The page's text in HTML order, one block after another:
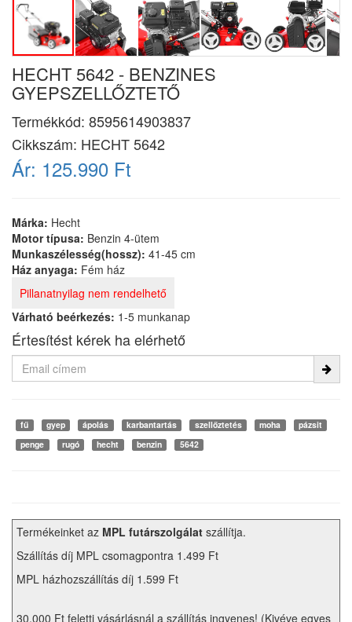
HECHT 5642 - BENZINES
GYEPSZELLŐZTETŐ
Termékkód: 8595614903837
Cikkszám: HECHT 5642
Ár: 125.990 Ft
Márka: Hecht
Motor típusa: Benzin 4-ütem
Munkaszélesség(hossz): 41-45 cm
Ház anyaga: Fém ház
Pillanatnyilag nem rendelhető
Várható beérkezés: 1-5 munkanap
Értesítést kérek ha elérhető
fű gyep ápolás karbantartás szellőztetés moha
pázsit
penge
rugó hecht benzin 5642
Termékeinket az MPL futárszolgálat szállítja.
Szállítás díj MPL csomagpontra 1.499 Ft
MPL házhozszállítás díj 1.599 Ft
30.000 Ft feletti vásárlásnál a szállítás ingyenes! (Kivéve egyes